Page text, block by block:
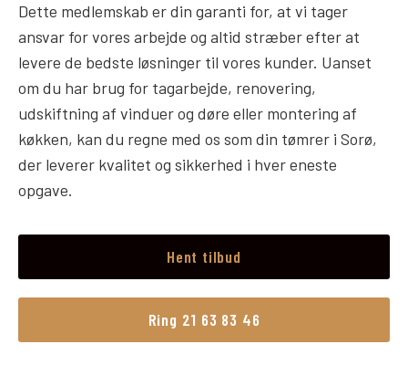
Dette medlemskab er din garanti for, at vi tager
ansvar for vores arbejde og altid stræber efter at
levere de bedste løsninger til vores kunder. Uanset
om du har brug for tagarbejde, renovering,
udskiftning af vinduer og døre eller montering af
køkken, kan du regne med os som din tømrer i Sorø,
der leverer kvalitet og sikkerhed i hver eneste
opgave.
Hent tilbud
Ring 21 63 83 46